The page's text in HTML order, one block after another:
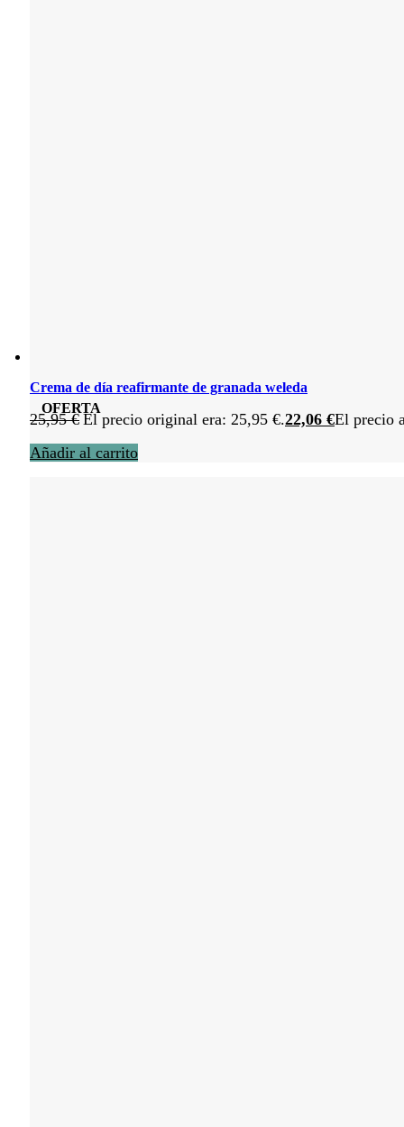
OFERTA
Crema de día reafirmante de granada weleda
25,95€ El precio original era: 25,95 €.22,06 €El precio
Añadir al carrito